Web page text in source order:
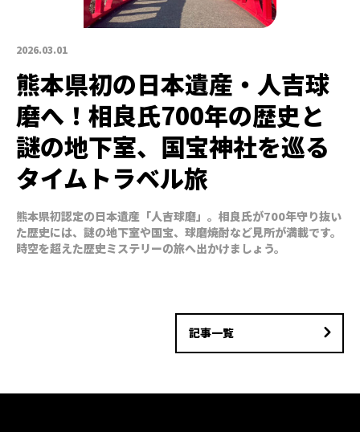
2026.03.01
熊本県初の日本遺産・人吉球
磨へ！相良氏700年の歴史と
謎の地下室、国宝神社を巡る
タイムトラベル旅
熊本県初認定の日本遺産「人吉球磨」。相良氏が700年守り抜い
た歴史には、謎の地下室や国宝、球磨焼酎など見所が満載です。
時空を超えた歴史ミステリーの旅へ出かけましょう。
記事一覧